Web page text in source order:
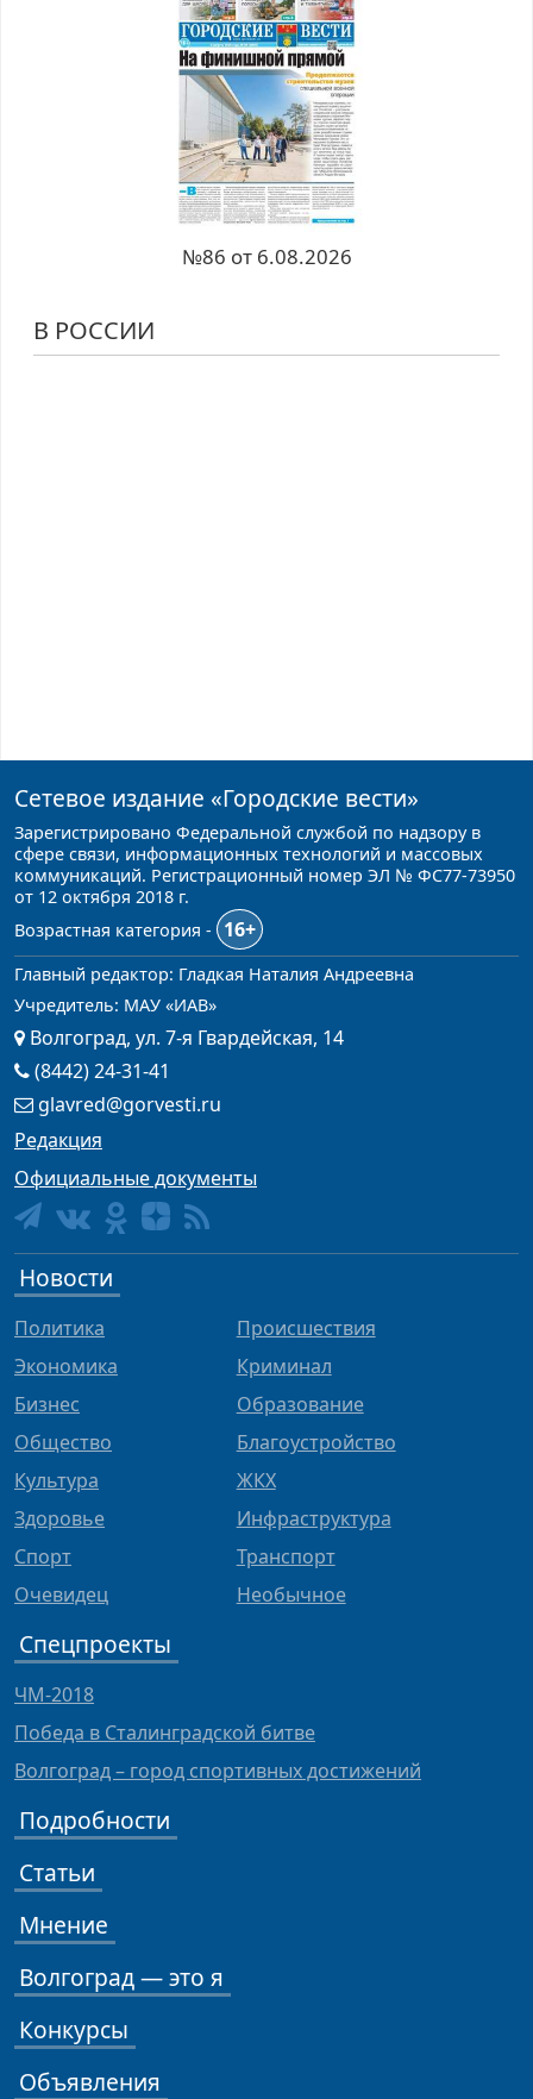
№86 от 6.08.2026
В РОССИИ
Сетевое издание «Городские вести»
Зарегистрировано Федеральной службой по надзору в
сфере связи, информационных технологий и массовых
коммуникаций. Регистрационный номер ЭЛ № ФС77-73950
от 12 октября 2018 г.
Возрастная категория -
16+
Главный редактор: Гладкая Наталия Андреевна
Учредитель: МАУ «ИАВ»
Волгоград, ул. 7-я Гвардейская, 14
(8442) 24-31-41
glavred@gorvesti.ru
Редакция
Официальные документы
Новости
Политика
Экономика
Бизнес
Общество
Культура
Здоровье
Спорт
Очевидец
Происшествия
Криминал
Образование
Благоустройство
ЖКХ
Инфраструктура
Транспорт
Необычное
Спецпроекты
ЧМ-2018
Победа в Сталинградской битве
Волгоград – город спортивных достижений
Подробности
Статьи
Мнение
Волгоград — это я
Конкурсы
Объявления